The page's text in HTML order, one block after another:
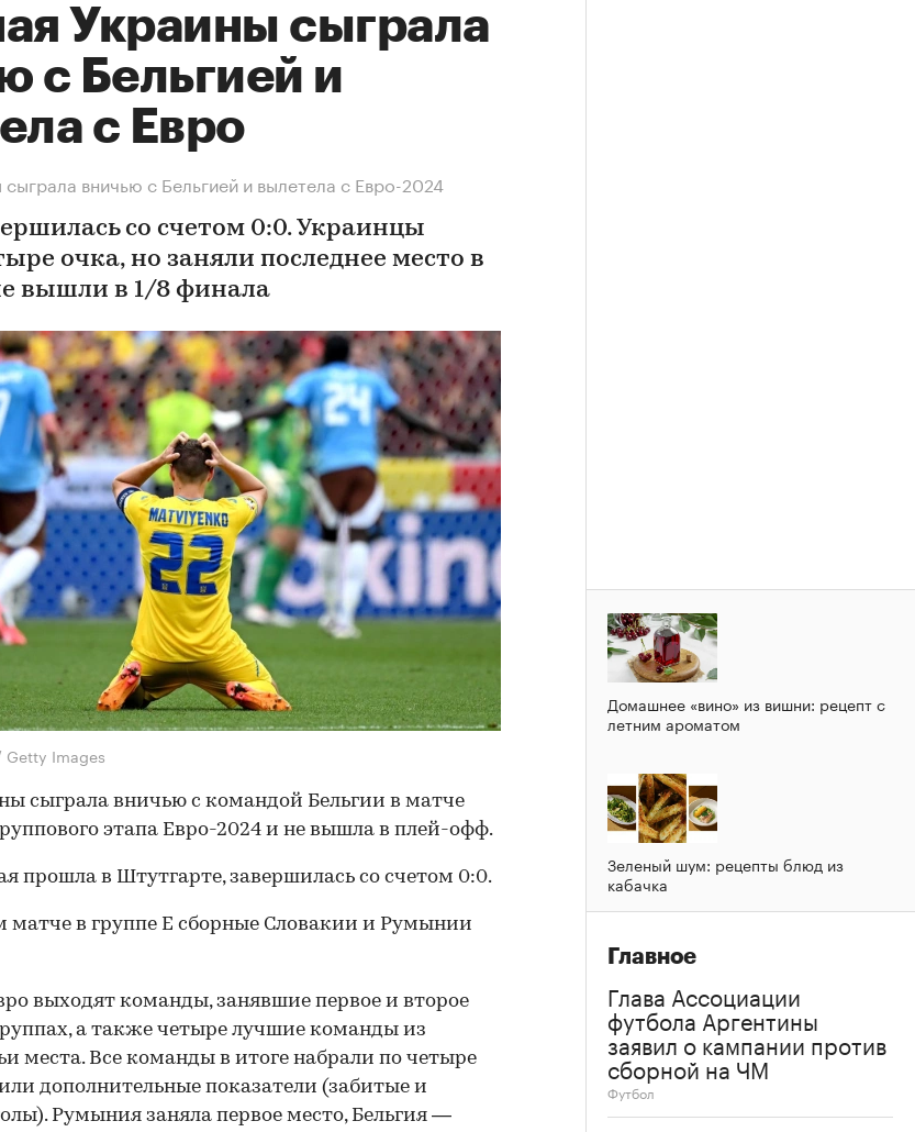
Украины сыграла
с Бельгией и
с Евро
вничью с Бельгией и вылетела с Евро-2024
со счетом 0:0. Украинцы
очка, но заняли последнее место в
вышли в 1/8 финала
Images
сыграла вничью с командой Бельгии в матче
этапа Евро-2024 и не вышла в плей-офф.
прошла в Штутгарте, завершилась со счетом 0:0.
матче в группе Е сборные Словакии и Румынии
выходят команды, занявшие первое и второе
а также четыре лучшие команды из
места. Все команды в итоге набрали по четыре
дополнительные показатели (забитые и
Румыния заняла первое место, Бельгия —
Домашнее «вино» из вишни: рецепт с
летним ароматом
Зеленый шум: рецепты блюд из
кабачка
Главное
Глава Ассоциации
футбола Аргентины
заявил о кампании против
сборной на ЧМ
Футбол